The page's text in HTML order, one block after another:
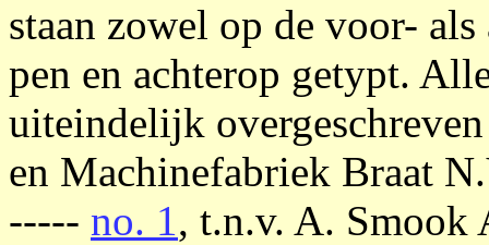
staan zowel op de voor-
pen en achterop getypt.
uiteindelijk
en Machinefabriek Braat
----- no. 1, t.n.v. A. Smook